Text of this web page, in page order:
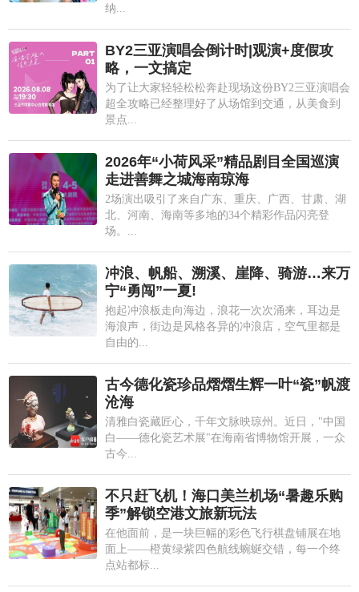
纳...
BY2三亚演唱会倒计时|观演+度假攻
略，一文搞定
为了让大家轻轻松松奔赴现场这份BY2三亚演唱会
超全攻略已经整理好了从场馆到交通，从美食到
景点...
2026年“小荷风采”精品剧目全国巡演
走进善舞之城海南琼海
2场演出吸引了来自广东、重庆、广西、甘肃、湖
北、河南、海南等多地的34个精彩作品闪亮登
场。...
冲浪、帆船、溯溪、崖降、骑游…来万
宁“勇闯”一夏!
抱起冲浪板走向海边，浪花一次次涌来，耳边是
海浪声，街边是风格各异的冲浪店，空气里都是
自由的...
古今德化瓷珍品熠熠生辉一叶“瓷”帆渡
沧海
清雅白瓷藏匠心，千年文脉映琼州。近日，"中国
白——德化瓷艺术展"在海南省博物馆开展，一众
古今...
不只赶飞机！海口美兰机场“暑趣乐购
季”解锁空港文旅新玩法
在他面前，是一块巨幅的彩色飞行棋盘铺展在地
面上——橙黄绿紫四色航线蜿蜒交错，每一个终
点站都标...